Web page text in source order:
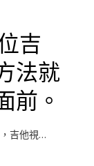
吉
法就
前。
吉他視…